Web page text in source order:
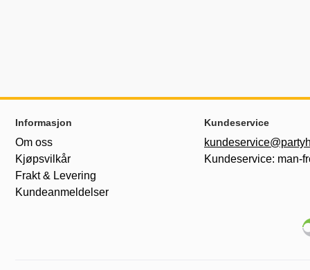
Footer-innhold Blandet informasjon og
Informasjon
Om oss
Kjøpsvilkår
Frakt & Levering
Kundeanmeldelser
Kundeservice
Kundeservice: man-